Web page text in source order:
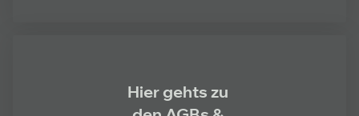
Hier gehts zu